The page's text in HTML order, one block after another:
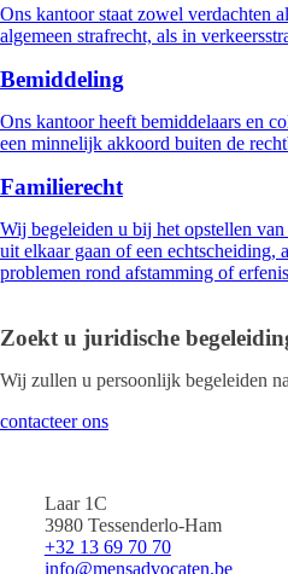
Ons kantoor staat zowel verdachten
algemeen strafrecht, als in
Bemiddeling
Ons kantoor heeft bemiddelaars en
een minnelijk akkoord buiten de
Familierecht
Wij begeleiden u bij het opstellen
uit elkaar gaan of een echtscheiding,
problemen rond afstamming of
Zoekt u juridische
Wij zullen u persoonlijk begeleiden
contacteer ons
Laar 1C
3980 Tessenderlo-Ham
+32 13 69 70 70
info@mensadvocaten.be